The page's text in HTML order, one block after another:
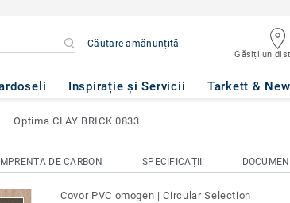
Căutare amănunțită
Găsiți un
Inspirație și Servicii Tarkett &
BRICK 0833
Optima CLAY BRICK 0833
DE CARBON SPECIFICAȚII
Covor PVC omogen |Circular Selection